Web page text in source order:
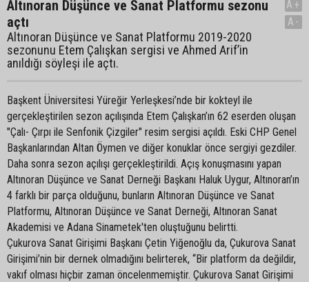
Altınoran Düşünce ve Sanat Platformu sezonu
açtı
Altınoran Düşünce ve Sanat Platformu 2019-2020
sezonunu Etem Çalışkan sergisi ve Ahmed Arif’in
anıldığı söyleşi ile açtı.
A+
A-
Başkent Üniversitesi Yüreğir Yerleşkesi’nde bir kokteyl ile
gerçekleştirilen sezon açılışında Etem Çalışkan’ın 62 eserden oluşan
"Çalı- Çırpı ile Senfonik Çizgiler" resim sergisi açıldı. Eski CHP Genel
Başkanlarından Altan Öymen ve diğer konuklar önce sergiyi gezdiler.
Daha sonra sezon açılışı gerçekleştirildi. Açış konuşmasını yapan
Altınoran Düşünce ve Sanat Derneği Başkanı Haluk Uygur, Altınoran’ın
4 farklı bir parça olduğunu, bunların Altınoran Düşünce ve Sanat
Platformu, Altınoran Düşünce ve Sanat Derneği, Altınoran Sanat
Akademisi ve Adana Sinametek'ten oluştuğunu belirtti.
Çukurova Sanat Girişimi Başkanı Çetin Yiğenoğlu da, Çukurova Sanat
Girişimi’nin bir dernek olmadığını belirterek, “Bir platform da değildir,
vakıf olması hiçbir zaman öncelenmemiştir. Çukurova Sanat Girişimi